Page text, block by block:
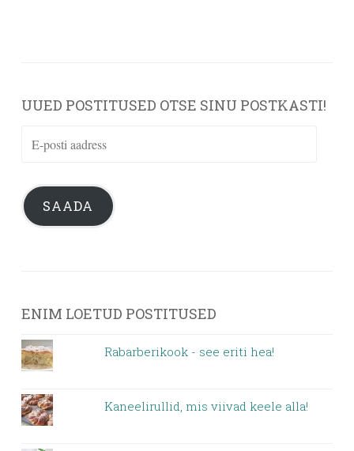
UUED POSTITUSED OTSE SINU POSTKASTI!
E-
aadress
SAADA
ENIM LOETUD POSTITUSED
Rabarberikook - see eriti hea!
Kaneelirullid, mis viivad keele alla!